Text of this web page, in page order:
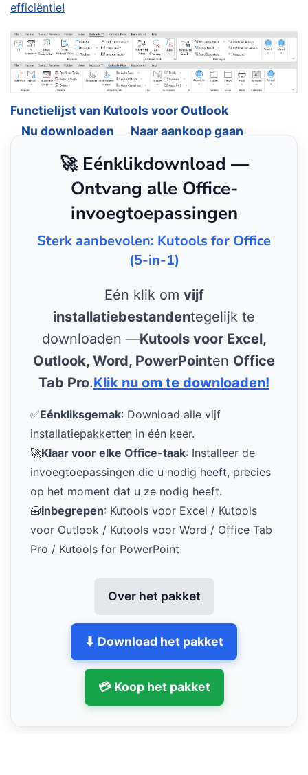
efficiëntie!
Functielijst van Kutools voor Outlook
Nu downloaden
Naar aankoop gaan
🚀 Eénklikdownload —
Ontvang alle Office-
invoegtoepassingen
Sterk aanbevolen: Kutools for Office
(5-in-1)
Eén klik om vijf
installatiebestandentegelijk te
downloaden —Kutools voor Excel,
Outlook, Word, PowerPointen Office
Tab Pro.Klik nu om te downloaden!
✅Eénkliksgemak: Download alle vijf
installatiepakketten in één keer.
🚀Klaar voor elke Office-taak: Installeer de
invoegtoepassingen die u nodig heeft, precies
op het moment dat u ze nodig heeft.
🧰Inbegrepen: Kutools voor Excel / Kutools
voor Outlook / Kutools voor Word / Office Tab
Pro / Kutools for PowerPoint
Over het pakket
⬇ Download het pakket
💳 Koop het pakket